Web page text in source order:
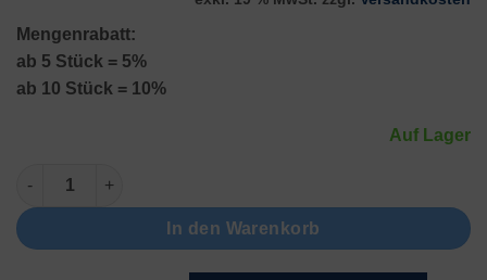
Mengenrabatt:
ab 5 Stück = 5%
ab 10 Stück = 10%
Auf Lager
Profi Stuhl Menge
In den Warenkorb